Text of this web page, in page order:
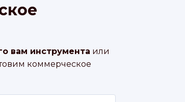
вам инструмента или
коммерческое